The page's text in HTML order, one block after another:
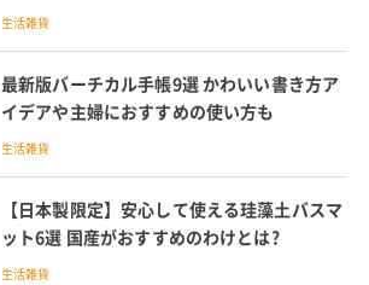
生活雑貨
最新版バーチカル手帳9選 かわいい書き方ア
イデアや主婦におすすめの使い方も
生活雑貨
【日本製限定】安心して使える珪藻土バスマ
ット6選 国産がおすすめのわけとは?
生活雑貨